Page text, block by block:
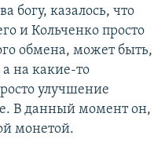
богу, казалось, что
и Кольченко просто
обмена, может быть,
на какие-то
улучшение
В данный момент он,
монетой.